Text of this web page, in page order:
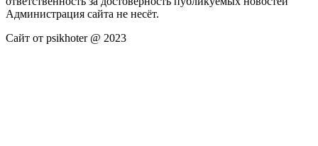
Администрация сайта не несёт.
Сайт от psikhoter @ 2023